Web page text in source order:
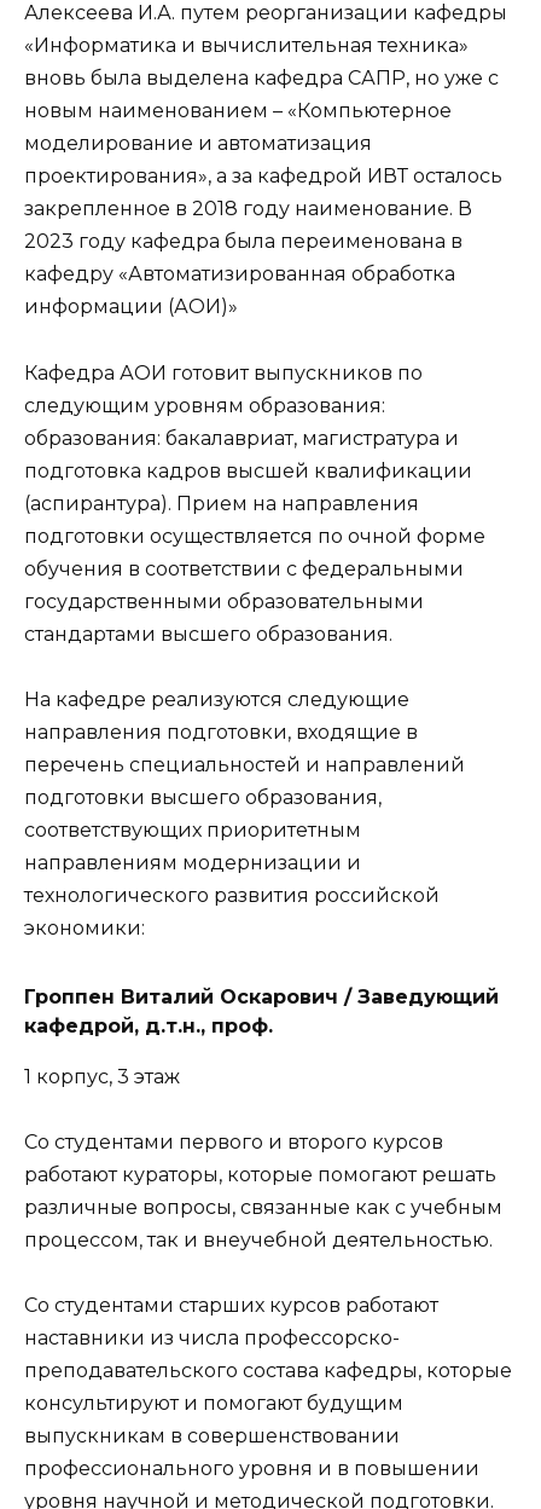
Алексеева И.А. путем реорганизации кафедры
«Информатика и вычислительная техника»
вновь была выделена кафедра САПР, но уже с
новым наименованием – «Компьютерное
моделирование и автоматизация
проектирования», а за кафедрой ИВТ осталось
закрепленное в 2018 году наименование. В
2023 году кафедра была переименована в
кафедру «Автоматизированная обработка
информации (АОИ)»
Кафедра АОИ готовит выпускников по
следующим уровням образования:
образования: бакалавриат, магистратура и
подготовка кадров высшей квалификации
(аспирантура). Прием на направления
подготовки осуществляется по очной форме
обучения в соответствии с федеральными
государственными образовательными
стандартами высшего образования.
На кафедре реализуются следующие
направления подготовки, входящие в
перечень специальностей и направлений
подготовки высшего образования,
соответствующих приоритетным
направлениям модернизации и
технологического развития российской
экономики:
Гроппен Виталий Оскарович / Заведующий
кафедрой, д.т.н., проф.
1 корпус, 3 этаж
Со студентами первого и второго курсов
работают кураторы, которые помогают решать
различные вопросы, связанные как с учебным
процессом, так и внеучебной деятельностью.
Со студентами старших курсов работают
наставники из числа профессорско-
преподавательского состава кафедры, которые
консультируют и помогают будущим
выпускникам в совершенствовании
профессионального уровня и в повышении
уровня научной и методической подготовки.